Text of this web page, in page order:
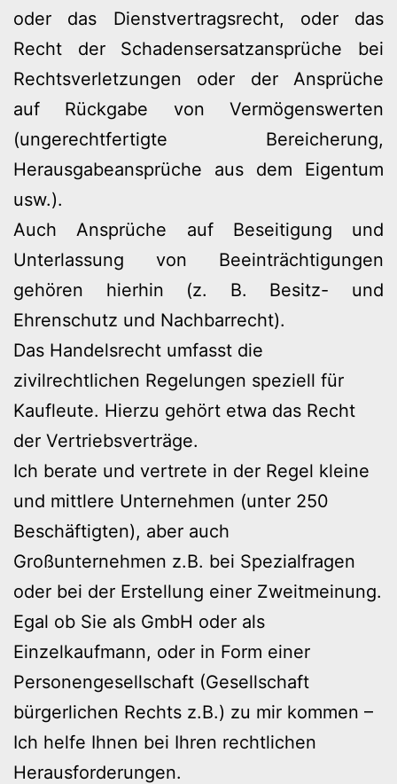
oder das Dienstvertragsrecht, oder das
Recht der Schadensersatzansprüche bei
Rechtsverletzungen oder der Ansprüche
auf Rückgabe von Vermögenswerten
(ungerechtfertigte Bereicherung,
Herausgabeansprüche aus dem Eigentum
usw.).
Auch Ansprüche auf Beseitigung und
Unterlassung von Beeinträchtigungen
gehören hierhin (z. B. Besitz- und
Ehrenschutz und Nachbarrecht).
Das Handelsrecht umfasst die
zivilrechtlichen Regelungen speziell für
Kaufleute. Hierzu gehört etwa das Recht
der Vertriebsverträge.
Ich berate und vertrete in der Regel kleine
und mittlere Unternehmen (unter 250
Beschäftigten), aber auch
Großunternehmen z.B. bei Spezialfragen
oder bei der Erstellung einer Zweitmeinung.
Egal ob Sie als GmbH oder als
Einzelkaufmann, oder in Form einer
Personengesellschaft (Gesellschaft
bürgerlichen Rechts z.B.) zu mir kommen –
Ich helfe Ihnen bei Ihren rechtlichen
Herausforderungen.